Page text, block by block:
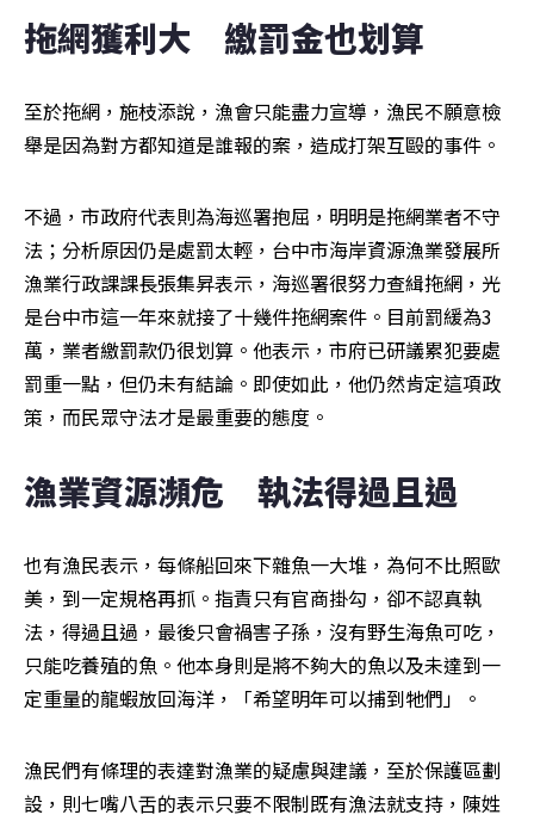
拖網獲利大　繳罰金也划算
至於拖網，施枝添說，漁會只能盡力宣導，漁民不願意檢
舉是因為對方都知道是誰報的案，造成打架互毆的事件。
不過，市政府代表則為海巡署抱屈，明明是拖網業者不守
法；分析原因仍是處罰太輕，台中市海岸資源漁業發展所
漁業行政課課長張集昇表示，海巡署很努力查緝拖網，光
是台中市這一年來就接了十幾件拖網案件。目前罰緩為3
萬，業者繳罰款仍很划算。他表示，市府已研議累犯要處
罰重一點，但仍未有結論。即使如此，他仍然肯定這項政
策，而民眾守法才是最重要的態度。
漁業資源瀕危　執法得過且過
也有漁民表示，每條船回來下雜魚一大堆，為何不比照歐
美，到一定規格再抓。指責只有官商掛勾，卻不認真執
法，得過且過，最後只會禍害子孫，沒有野生海魚可吃，
只能吃養殖的魚。他本身則是將不夠大的魚以及未達到一
定重量的龍蝦放回海洋，「希望明年可以捕到牠們」。
漁民們有條理的表達對漁業的疑慮與建議，至於保護區劃
設，則七嘴八舌的表示只要不限制既有漁法就支持，陳姓